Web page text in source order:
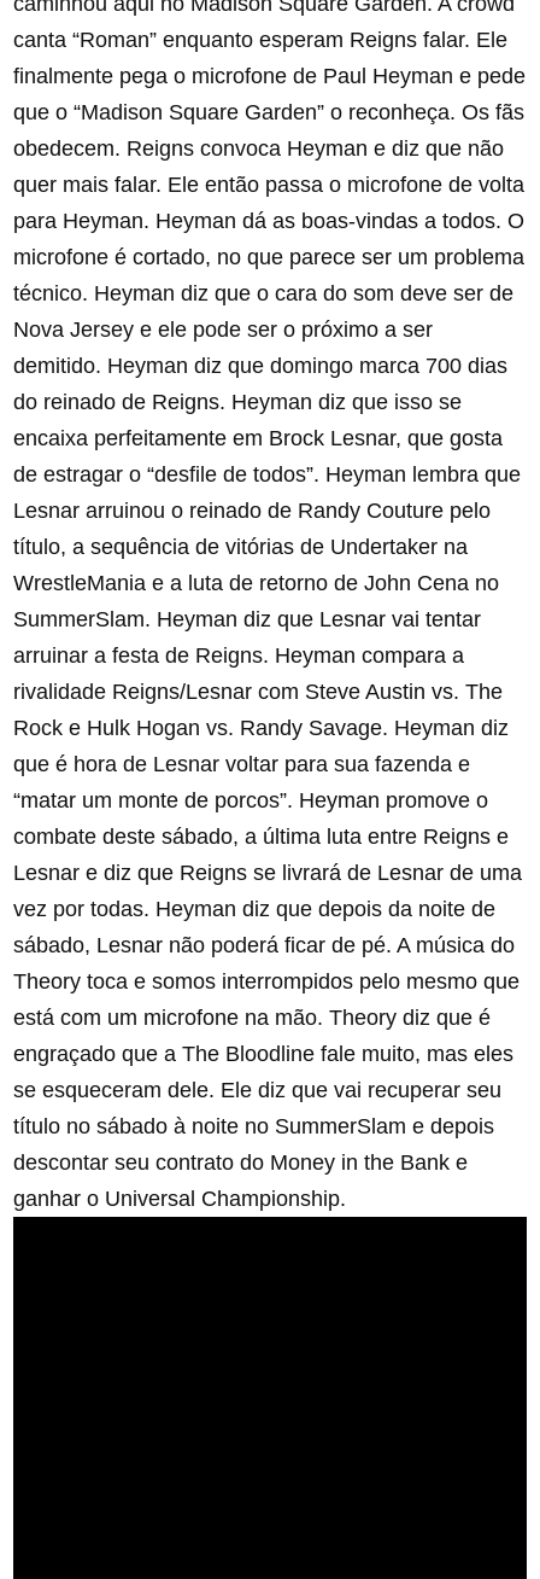
canta “Roman” enquanto esperam Reigns falar. Ele
finalmente pega o microfone de Paul Heyman e pede
que o “Madison Square Garden” o reconheça. Os fãs
obedecem. Reigns convoca Heyman e diz que não
quer mais falar. Ele então passa o microfone de volta
para Heyman. Heyman dá as boas-vindas a todos. O
microfone é cortado, no que parece ser um problema
técnico. Heyman diz que o cara do som deve ser de
Nova Jersey e ele pode ser o próximo a ser
demitido. Heyman diz que domingo marca 700 dias
do reinado de Reigns. Heyman diz que isso se
encaixa perfeitamente em Brock Lesnar, que gosta
de estragar o “desfile de todos”. Heyman lembra que
Lesnar arruinou o reinado de Randy Couture pelo
título, a sequência de vitórias de Undertaker na
WrestleMania e a luta de retorno de John Cena no
SummerSlam. Heyman diz que Lesnar vai tentar
arruinar a festa de Reigns. Heyman compara a
rivalidade Reigns/Lesnar com Steve Austin vs. The
Rock e Hulk Hogan vs. Randy Savage. Heyman diz
que é hora de Lesnar voltar para sua fazenda e
“matar um monte de porcos”. Heyman promove o
combate deste sábado, a última luta entre Reigns e
Lesnar e diz que Reigns se livrará de Lesnar de uma
vez por todas. Heyman diz que depois da noite de
sábado, Lesnar não poderá ficar de pé. A música do
Theory toca e somos interrompidos pelo mesmo que
está com um microfone na mão. Theory diz que é
engraçado que a The Bloodline fale muito, mas eles
se esqueceram dele. Ele diz que vai recuperar seu
título no sábado à noite no SummerSlam e depois
descontar seu contrato do Money in the Bank e
ganhar o Universal Championship.